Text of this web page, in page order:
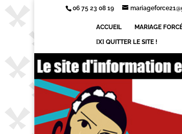
06 75 23 08 19
ACCUEIL MARIAGE
[X] QUITTER LE SITE !